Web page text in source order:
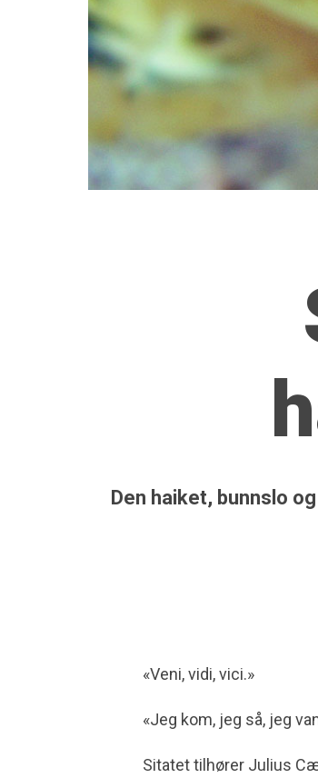
Den haiket, bunnslo
«Veni, vidi, vici.»
«Jeg kom, jeg så, jeg
Sitatet tilhører Julius